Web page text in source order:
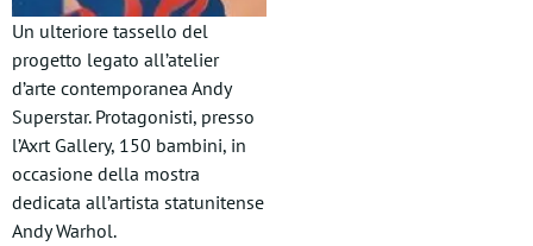
Un ulteriore tassello del
progetto legato all’atelier
d’arte contemporanea Andy
Superstar. Protagonisti, presso
l’Axrt Gallery, 150 bambini, in
occasione della mostra
dedicata all’artista statunitense
Andy Warhol.